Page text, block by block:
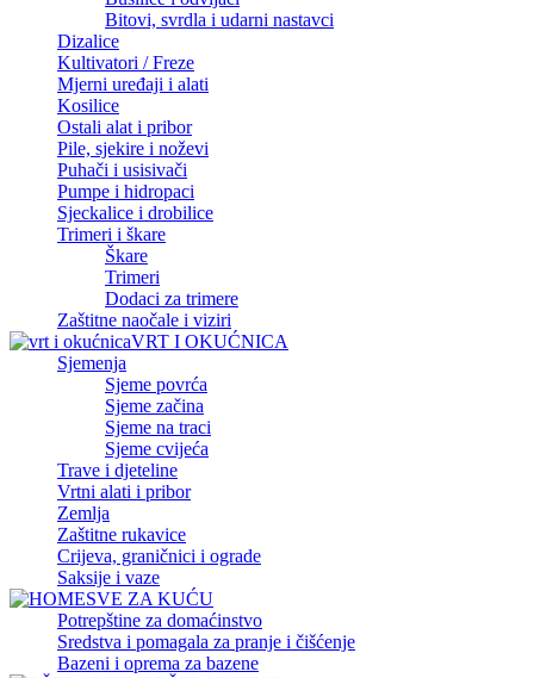
Bitovi, svrdla i udarni nastavci
Dizalice
Kultivatori / Freze
Mjerni uređaji i alati
Kosilice
Ostali alat i pribor
Pile, sjekire i noževi
Puhači i usisivači
Pumpe i hidropaci
Sjeckalice i drobilice
Trimeri i škare
Škare
Trimeri
Dodaci za trimere
Zaštitne naočale i viziri
VRT I OKUĆNICA
Sjemenja
Sjeme povrća
Sjeme začina
Sjeme na traci
Sjeme cvijeća
Trave i djeteline
Vrtni alati i pribor
Zemlja
Zaštitne rukavice
Crijeva, graničnici i ograde
Saksije i vaze
SVE ZA KUĆU
Potrepštine za domaćinstvo
Sredstva i pomagala za pranje i čišćenje
Bazeni i oprema za bazene